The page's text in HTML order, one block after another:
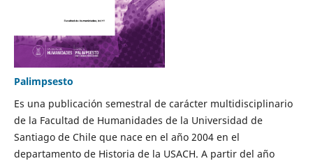
Palimpsesto
Es una publicación semestral de carácter multidisciplinario
de la Facultad de Humanidades de la Universidad de
Santiago de Chile que nace en el año 2004 en el
departamento de Historia de la USACH. A partir del año